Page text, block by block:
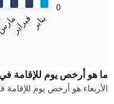
سعر
غرفة
كل
ينايرفبراير
0
ما هو أرخص يوم للإقامة
الأربعاء هو أرخص يوم